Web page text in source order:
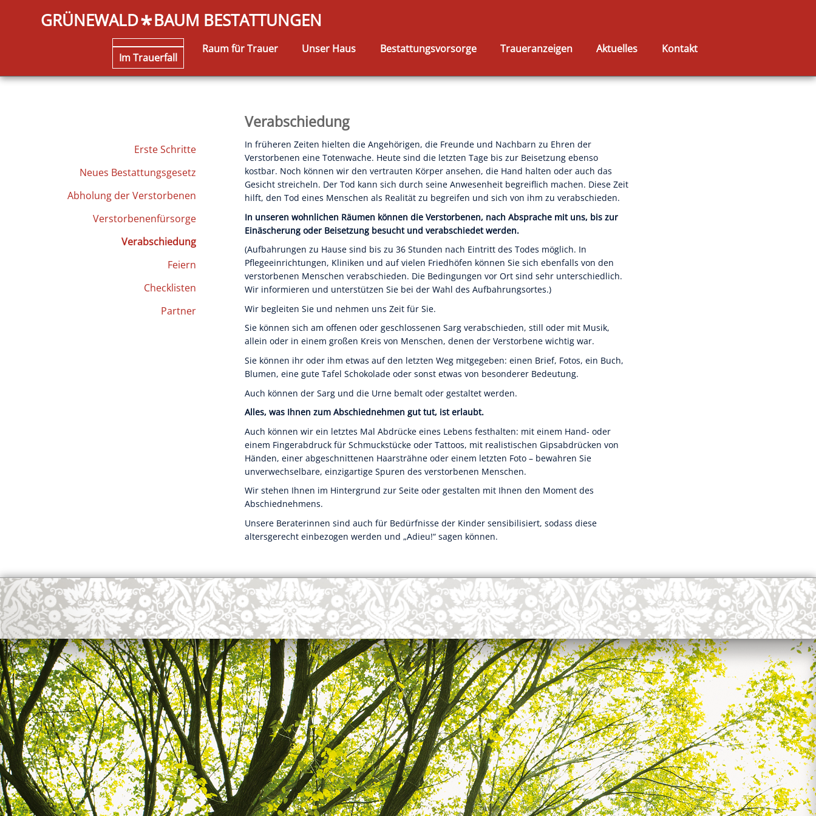
OK
European Commission | Cookies Policy
powered by WPCookiePro
GRÜNEWALD*BAUM BESTATTUNGEN
Im Trauerfall
Raum für Trauer Unser Haus Bestattungsvorsorge Traueranzeigen Aktuelles Kontakt
Erste Schritte
Neues Bestattungsgesetz
Abholung der Verstorbenen
Verstorbenenfürsorge
Verabschiedung
Feiern
Checklisten
Partner
Verabschiedung
In früheren Zeiten hielten die Angehörigen, die Freunde und Nachbarn zu Ehren der
Verstorbenen eine Totenwache. Heute sind die letzten Tage bis zur Beisetzung ebenso
kostbar. Noch können wir den vertrauten Körper ansehen, die Hand halten oder auch das
Gesicht streicheln. Der Tod kann sich durch seine Anwesenheit begreiflich machen. Diese Zeit
hilft, den Tod eines Menschen als Realität zu begreifen und sich von ihm zu verabschieden.
In unseren wohnlichen Räumen können die Verstorbenen, nach Absprache mit uns, bis zur
Einäscherung oder Beisetzung besucht und verabschiedet werden.
(Aufbahrungen zu Hause sind bis zu 36 Stunden nach Eintritt des Todes möglich. In
Pflegeeinrichtungen, Kliniken und auf vielen Friedhöfen können Sie sich ebenfalls von den
verstorbenen Menschen verabschieden. Die Bedingungen vor Ort sind sehr unterschiedlich.
Wir informieren und unterstützen Sie bei der Wahl des Aufbahrungsortes.)
Wir begleiten Sie und nehmen uns Zeit für Sie.
Sie können sich am offenen oder geschlossenen Sarg verabschieden, still oder mit Musik,
allein oder in einem großen Kreis von Menschen, denen der Verstorbene wichtig war.
Sie können ihr oder ihm etwas auf den letzten Weg mitgegeben: einen Brief, Fotos, ein Buch,
Blumen, eine gute Tafel Schokolade oder sonst etwas von besonderer Bedeutung.
Auch können der Sarg und die Urne bemalt oder gestaltet werden.
Alles, was Ihnen zum Abschiednehmen gut tut, ist erlaubt.
Auch können wir ein letztes Mal Abdrücke eines Lebens festhalten: mit einem Hand- oder
einem Fingerabdruck für Schmuckstücke oder Tattoos, mit realistischen Gipsabdrücken von
Händen, einer abgeschnittenen Haarsträhne oder einem letzten Foto – bewahren Sie
unverwechselbare, einzigartige Spuren des verstorbenen Menschen.
Wir stehen Ihnen im Hintergrund zur Seite oder gestalten mit Ihnen den Moment des
Abschiednehmens.
Unsere Beraterinnen sind auch für Bedürfnisse der Kinder sensibilisiert, sodass diese
altersgerecht einbezogen werden und „Adieu!“ sagen können.